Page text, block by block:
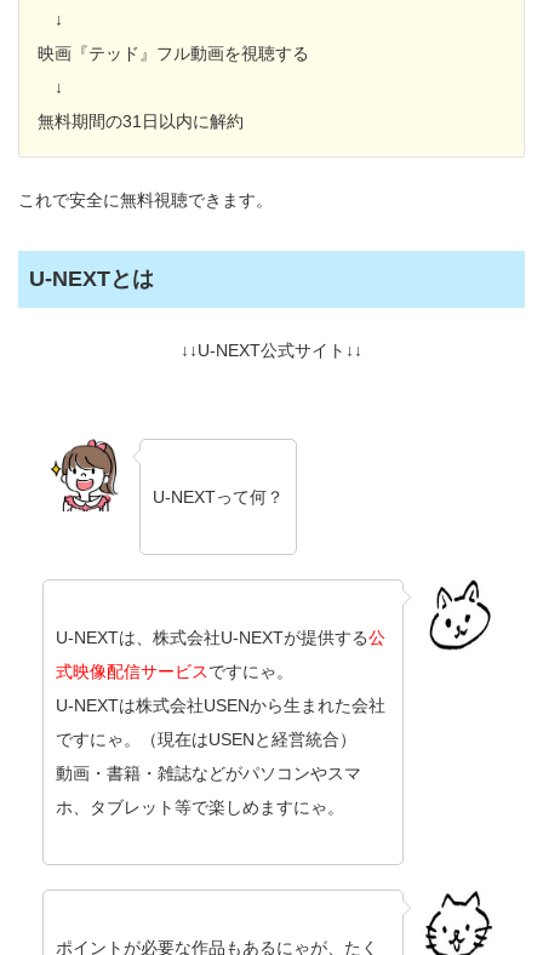
↓
映画『テッド』フル動画を視聴する
↓
無料期間の31日以内に解約
これで安全に無料視聴できます。
U-NEXTとは
↓↓U-NEXT公式サイト↓↓
U-NEXTって何？
U-NEXTは、株式会社U-NEXTが提供する公
式映像配信サービスですにゃ。
U-NEXTは株式会社USENから生まれた会社
ですにゃ。（現在はUSENと経営統合）
動画・書籍・雑誌などがパソコンやスマ
ホ、タブレット等で楽しめますにゃ。
ポイントが必要な作品もあるにゃが、たく